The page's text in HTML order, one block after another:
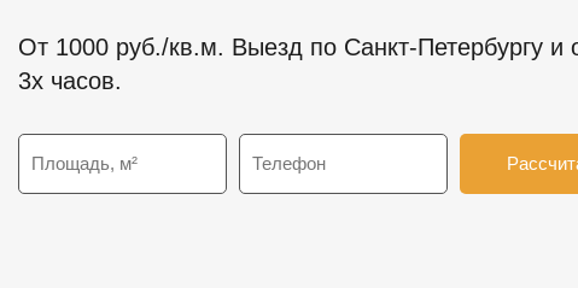
От 1000 руб./кв.м. Выезд по Санкт-Петербургу и
3х часов.